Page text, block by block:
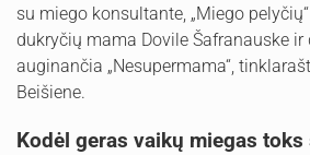
su miego konsultante, „Miego
dukryčių mama Dovile Šafranauske
auginančia „Nesupermama“,
Beišiene.
Kodėl geras vaikų miegas toks